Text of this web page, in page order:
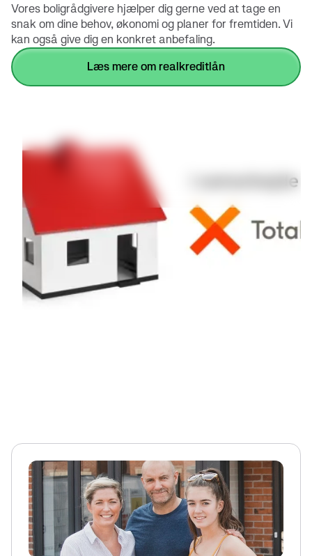
Vores boligrådgivere hjælper dig gerne ved at tage en
snak om dine behov, økonomi og planer for fremtiden. Vi
kan også give dig en konkret anbefaling.
læs mere om realkreditlån